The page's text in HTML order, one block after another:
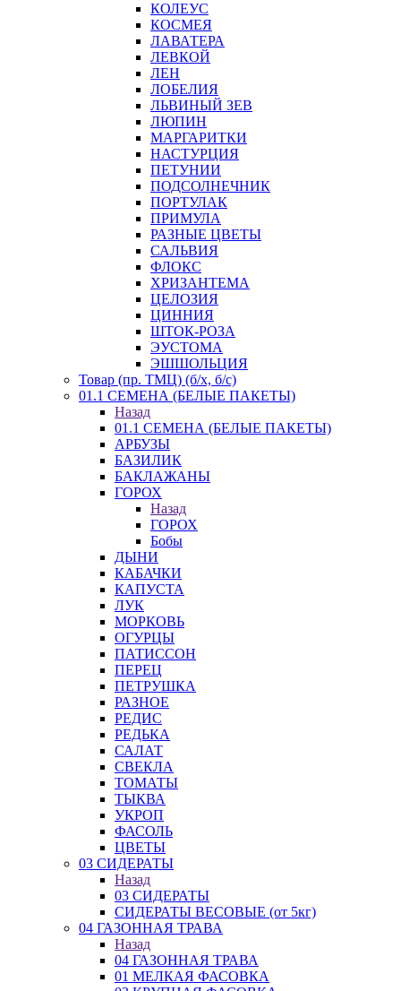
КОЛЕУС
КОСМЕЯ
ЛАВАТЕРА
ЛЕВКОЙ
ЛЕН
ЛОБЕЛИЯ
ЛЬВИНЫЙ ЗЕВ
ЛЮПИН
МАРГАРИТКИ
НАСТУРЦИЯ
ПЕТУНИИ
ПОДСОЛНЕЧНИК
ПОРТУЛАК
ПРИМУЛА
РАЗНЫЕ ЦВЕТЫ
САЛЬВИЯ
ФЛОКС
ХРИЗАНТЕМА
ЦЕЛОЗИЯ
ЦИННИЯ
ШТОК-РОЗА
ЭУСТОМА
ЭШШОЛЬЦИЯ
Товар (пр. ТМЦ) (б/х, б/с)
01.1 СЕМЕНА (БЕЛЫЕ ПАКЕТЫ)
Назад
01.1 СЕМЕНА (БЕЛЫЕ ПАКЕТЫ)
АРБУЗЫ
БАЗИЛИК
БАКЛАЖАНЫ
ГОРОХ
Назад
ГОРОХ
Бобы
ДЫНИ
КАБАЧКИ
КАПУСТА
ЛУК
МОРКОВЬ
ОГУРЦЫ
ПАТИССОН
ПЕРЕЦ
ПЕТРУШКА
РАЗНОЕ
РЕДИС
РЕДЬКА
САЛАТ
СВЕКЛА
ТОМАТЫ
ТЫКВА
УКРОП
ФАСОЛЬ
ЦВЕТЫ
03 СИДЕРАТЫ
Назад
03 СИДЕРАТЫ
СИДЕРАТЫ ВЕСОВЫЕ (от 5кг)
04 ГАЗОННАЯ ТРАВА
Назад
04 ГАЗОННАЯ ТРАВА
01 МЕЛКАЯ ФАСОВКА